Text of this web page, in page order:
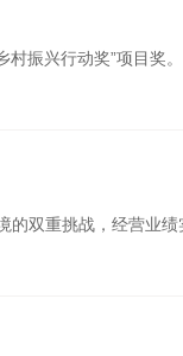
振兴行动奖”项目奖。
的双重挑战，经营业绩